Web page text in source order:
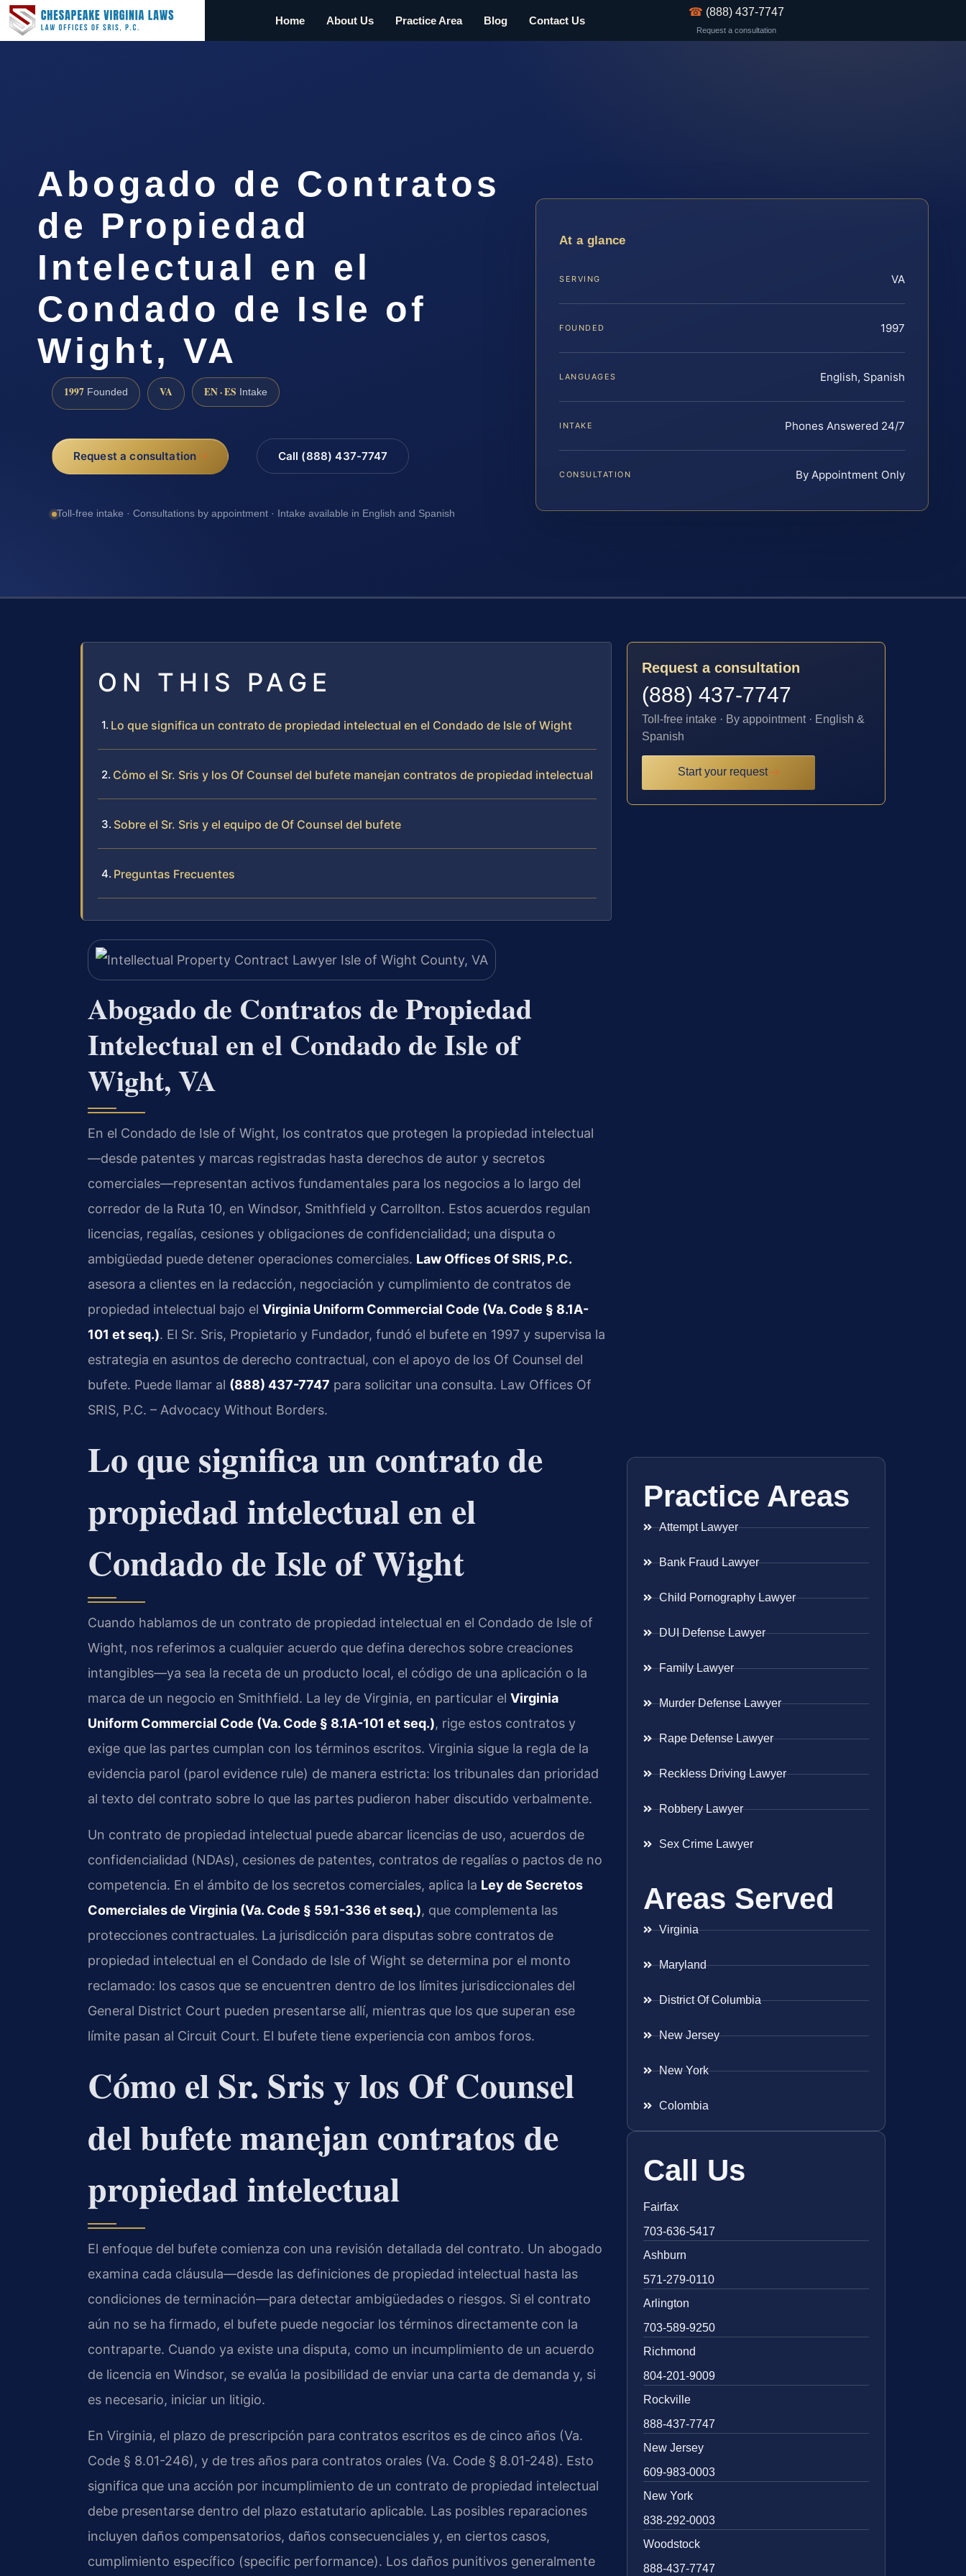
Home About Us Practice Area Blog Contact Us
☎ (888) 437-7747
Request a consultation
Abogado de Contratos
de Propiedad
Intelectual en el
Condado de Isle of
Wight, VA
1997 Founded VA EN · ES Intake
Request a consultation Call (888) 437-7747
Toll-free intake · Consultations by appointment · Intake available in English and Spanish
At a glance
SERVING VA
FOUNDED 1997
LANGUAGES English, Spanish
INTAKE Phones Answered 24/7
CONSULTATION By Appointment Only
ON THIS PAGE
Lo que significa un contrato de propiedad intelectual en el Condado de Isle of Wight
Cómo el Sr. Sris y los Of Counsel del bufete manejan contratos de propiedad intelectual
Sobre el Sr. Sris y el equipo de Of Counsel del bufete
Preguntas Frecuentes
Abogado de Contratos de Propiedad
Intelectual en el Condado de Isle of
Wight, VA
En el Condado de Isle of Wight, los contratos que protegen la propiedad intelectual
—desde patentes y marcas registradas hasta derechos de autor y secretos
comerciales—representan activos fundamentales para los negocios a lo largo del
corredor de la Ruta 10, en Windsor, Smithfield y Carrollton. Estos acuerdos regulan
licencias, regalías, cesiones y obligaciones de confidencialidad; una disputa o
ambigüedad puede detener operaciones comerciales. Law Offices Of SRIS, P.C.
asesora a clientes en la redacción, negociación y cumplimiento de contratos de
propiedad intelectual bajo el Virginia Uniform Commercial Code (Va. Code § 8.1A-
101 et seq.). El Sr. Sris, Propietario y Fundador, fundó el bufete en 1997 y supervisa la
estrategia en asuntos de derecho contractual, con el apoyo de los Of Counsel del
bufete. Puede llamar al (888) 437-7747 para solicitar una consulta. Law Offices Of
SRIS, P.C. – Advocacy Without Borders.
Lo que significa un contrato de
propiedad intelectual en el
Condado de Isle of Wight
Cuando hablamos de un contrato de propiedad intelectual en el Condado de Isle of
Wight, nos referimos a cualquier acuerdo que defina derechos sobre creaciones
intangibles—ya sea la receta de un producto local, el código de una aplicación o la
marca de un negocio en Smithfield. La ley de Virginia, en particular el Virginia
Uniform Commercial Code (Va. Code § 8.1A-101 et seq.), rige estos contratos y
exige que las partes cumplan con los términos escritos. Virginia sigue la regla de la
evidencia parol (parol evidence rule) de manera estricta: los tribunales dan prioridad
al texto del contrato sobre lo que las partes pudieron haber discutido verbalmente.
Un contrato de propiedad intelectual puede abarcar licencias de uso, acuerdos de
confidencialidad (NDAs), cesiones de patentes, contratos de regalías o pactos de no
competencia. En el ámbito de los secretos comerciales, aplica la Ley de Secretos
Comerciales de Virginia (Va. Code § 59.1-336 et seq.), que complementa las
protecciones contractuales. La jurisdicción para disputas sobre contratos de
propiedad intelectual en el Condado de Isle of Wight se determina por el monto
reclamado: los casos que se encuentren dentro de los límites jurisdiccionales del
General District Court pueden presentarse allí, mientras que los que superan ese
límite pasan al Circuit Court. El bufete tiene experiencia con ambos foros.
Cómo el Sr. Sris y los Of Counsel
del bufete manejan contratos de
propiedad intelectual
El enfoque del bufete comienza con una revisión detallada del contrato. Un abogado
examina cada cláusula—desde las definiciones de propiedad intelectual hasta las
condiciones de terminación—para detectar ambigüedades o riesgos. Si el contrato
aún no se ha firmado, el bufete puede negociar los términos directamente con la
contraparte. Cuando ya existe una disputa, como un incumplimiento de un acuerdo
de licencia en Windsor, se evalúa la posibilidad de enviar una carta de demanda y, si
es necesario, iniciar un litigio.
En Virginia, el plazo de prescripción para contratos escritos es de cinco años (Va.
Code § 8.01-246), y de tres años para contratos orales (Va. Code § 8.01-248). Esto
significa que una acción por incumplimiento de un contrato de propiedad intelectual
debe presentarse dentro del plazo estatutario aplicable. Las posibles reparaciones
incluyen daños compensatorios, daños consecuenciales y, en ciertos casos,
cumplimiento específico (specific performance). Los daños punitivos generalmente
Request a consultation
(888) 437-7747
Toll-free intake · By appointment · English &
Spanish
Start your request
Practice Areas
Attempt Lawyer
Bank Fraud Lawyer
Child Pornography Lawyer
DUI Defense Lawyer
Family Lawyer
Murder Defense Lawyer
Rape Defense Lawyer
Reckless Driving Lawyer
Robbery Lawyer
Sex Crime Lawyer
Areas Served
Virginia
Maryland
District Of Columbia
New Jersey
New York
Colombia
Call Us
Fairfax
703-636-5417
Ashburn
571-279-0110
Arlington
703-589-9250
Richmond
804-201-9009
Rockville
888-437-7747
New Jersey
609-983-0003
New York
838-292-0003
Woodstock
888-437-7747